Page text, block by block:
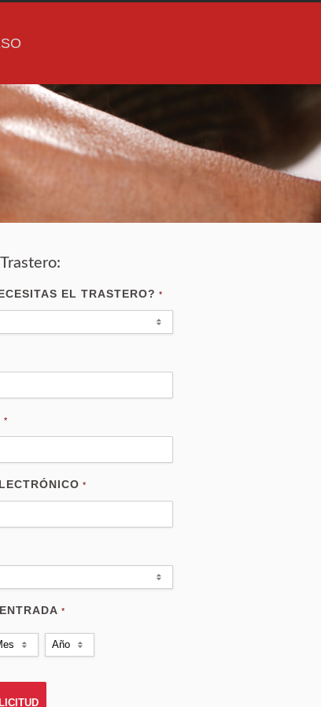
EL TRASTERO? *
*
*
*
Año